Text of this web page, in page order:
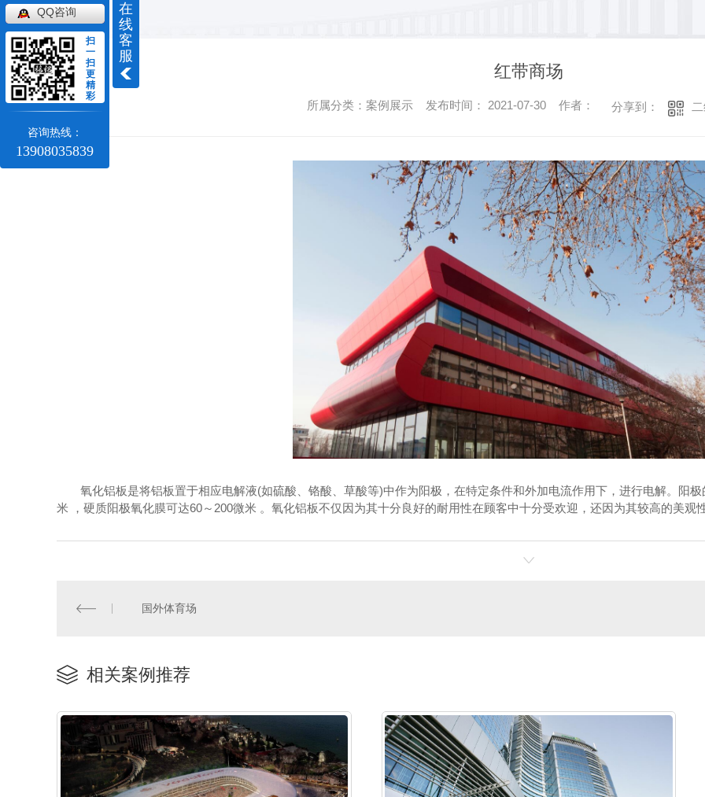
红带商场
所属分类：案例展示 发布时间： 2021-07-30 作者： 分享到：
氧化铝板是将铝板置于相应电解液(如硫酸、铬酸、草酸等)中作为阳极，在特定条件和外加电流作用下，进行电解。阳
米 ，硬质阳极氧化膜可达60～200微米 。氧化铝板不仅因为其十分良好的耐用性在顾客中十分受欢迎，还因为其较高的美
国外体育场
相关案例推荐
在
线
客
服
QQ咨询
扫
一
扫
更
精
彩
咨询热线：
13908035839